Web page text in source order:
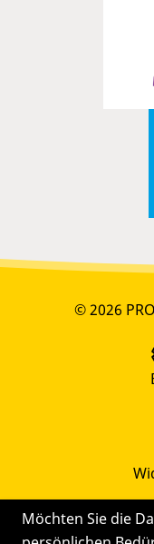
Möchten Sie die
© 2026